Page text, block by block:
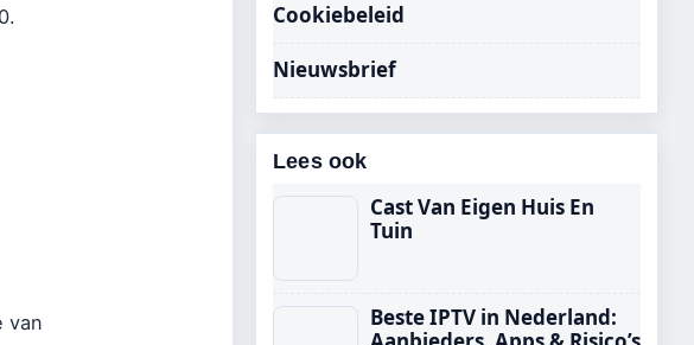
van
Cookiebeleid
Nieuwsbrief
Lees ook
Cast Van Eigen Huis En
Tuin
Beste IPTV in Nederland: